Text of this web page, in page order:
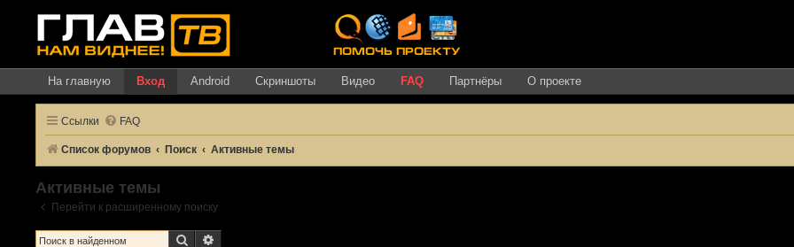
На главную Вход Android Скриншоты Видео FAQ Партнёры О проекте
Ссылки FAQ
Список форумов Поиск Активные темы
Активные темы
Перейти к расширенному поиску
Поиск